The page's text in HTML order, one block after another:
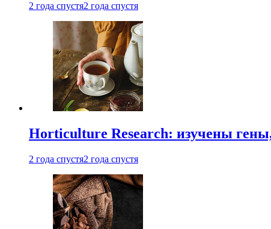
2 года спустя2 года спустя
Horticulture Research: изучены
2 года спустя2 года спустя